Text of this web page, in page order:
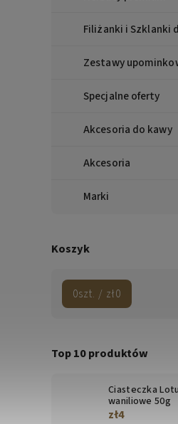
Filiżanki i Szklanki
Zestawy
Specjalne oferty
Akcesoria do kawy
Akcesoria
Marki
Koszyk
0szt. / zł0
Top 10 produktów
Ciasteczka
waniliowe 50g
zł4